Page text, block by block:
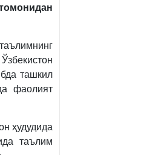
ташкил
фаолият
ҳудудида
таълим